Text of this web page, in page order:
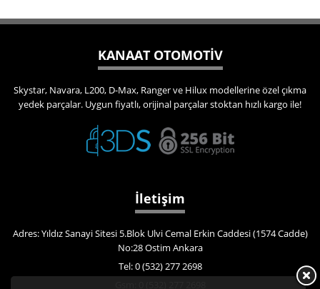
KANAAT OTOMOTİV
Skystar, Navara, L200, D-Max, Ranger ve Hilux modellerine özel çıkma
yedek parçalar. Uygun fiyatlı, orijinal parçalar stoktan hızlı kargo ile!
İletişim
Adres: Yıldız Sanayi Sitesi 5.Blok Ulvi Cemal Erkin Caddesi (1574 Cadde)
No:28 Ostim Ankara
Tel: 0 (532) 277 2698